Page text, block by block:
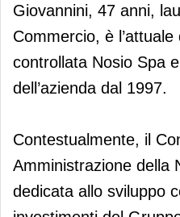
Giovannini, 47 anni,
Commercio, è
controllata Nosio Spa
dell’azienda dal 1997.
Contestualmente, il
Amministrazione della
dedicata allo sviluppo